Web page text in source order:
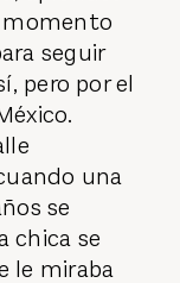
momento
seguir
pero por el
una
se
chica se
le miraba